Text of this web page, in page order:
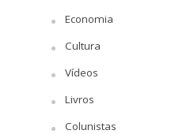
Economia
Cultura
Vídeos
Livros
Colunistas